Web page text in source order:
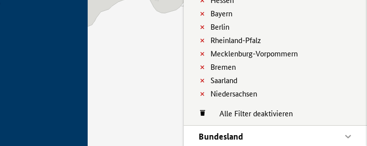
Bayern
Berlin
Rheinland-Pfalz
Mecklenburg-Vorpommern
Bremen
Saarland
Niedersachsen
Alle Filter deaktivieren
Bundesland